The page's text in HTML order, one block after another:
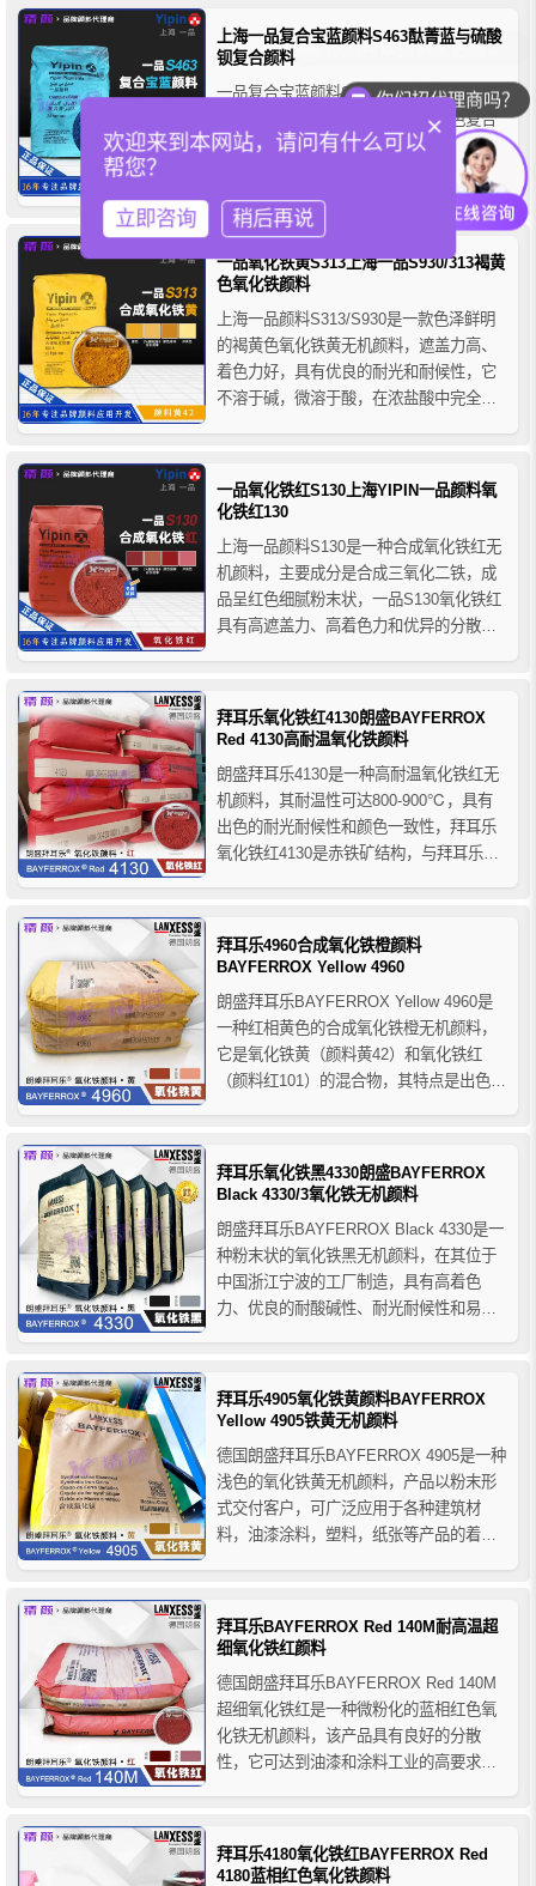
于油墨、橡胶、塑料以及造纸等的行业着
色。
上海一品复合宝蓝颜料S463酞菁蓝与硫酸
钡复合颜料
一品复合宝蓝颜料S463是一种采用硫酸钡
与酞菁蓝颜料研磨混合而成的宝蓝色复合
颜料，它兼具了无机颜料和有机颜料的优
点，具有价格经济、色彩鲜明，耐候性好
等特性，适用于水泥基或石灰基建筑材料
的着色，如彩色水泥、混凝土、琉璃瓦和
文化砖、压模地坪和耐磨地坪用的彩色强
固剂、彩色喷涂砂浆、彩色嵌缝剂等。
一品氧化铁黄S313上海一品S930/313褐黄
色氧化铁颜料
上海一品颜料S313/S930是一款色泽鲜明
的褐黄色氧化铁黄无机颜料，遮盖力高、
着色力好，具有优良的耐光和耐候性，它
不溶于碱，微溶于酸，在浓盐酸中完全溶
为氧化铁红。一品氧化铁黄S313广泛应用
于建材、涂料、塑料、橡胶、油墨等领
一品氧化铁红S130上海YIPIN一品颜料氧
化铁红130
上海一品颜料S130是一种合成氧化铁红无
机颜料，主要成分是合成三氧化二铁，成
品呈红色细腻粉末状，一品S130氧化铁红
具有高遮盖力、高着色力和优异的分散
拜耳乐氧化铁红4130朗盛BAYFERROX
Red 4130高耐温氧化铁颜料
朗盛拜耳乐4130是一种高耐温氧化铁红无
机颜料，其耐温性可达800-900℃，具有
出色的耐光耐候性和颜色一致性，拜耳乐
氧化铁红4130是赤铁矿结构，与拜耳乐
漆涂料、塑料和纸张等行业的着色。
拜耳乐4960合成氧化铁橙颜料
BAYFERROX Yellow 4960
朗盛拜耳乐BAYFERROX Yellow 4960是
一种红相黄色的合成氧化铁橙无机颜料，
它是氧化铁黄（颜料黄42）和氧化铁红
（颜料红101）的混合物，其特点是出色的
建筑材料、油漆涂料、塑料、纸张等行业
的着色。
拜耳乐氧化铁黑4330朗盛BAYFERROX
Black 4330/3氧化铁无机颜料
朗盛拜耳乐BAYFERROX Black 4330是一
种粉末状的氧化铁黑无机颜料，在其位于
中国浙江宁波的工厂制造，具有高着色
力、优良的耐酸碱性、耐光耐候性和易分
拜耳乐4905氧化铁黄颜料BAYFERROX
Yellow 4905铁黄无机颜料
德国朗盛拜耳乐BAYFERROX 4905是一种
浅色的氧化铁黄无机颜料，产品以粉末形
式交付客户，可广泛应用于各种建筑材
料，油漆涂料，塑料，纸张等产品的着
拜耳乐BAYFERROX Red 140M耐高温超
细氧化铁红颜料
德国朗盛拜耳乐BAYFERROX Red 140M
超细氧化铁红是一种微粉化的蓝相红色氧
化铁无机颜料，该产品具有良好的分散
性，它可达到油漆和涂料工业的高要求，
工艺），拜耳乐140M氧化铁红颜料还具有
比其他沉淀颜料更高的固有硬度以及出色
拜耳乐4180氧化铁红BAYFERROX Red
4180蓝相红色氧化铁颜料
你们招代理商吗？
×
欢迎来到本网站，请问有什么可以
帮您？
立即咨询 稍后再说